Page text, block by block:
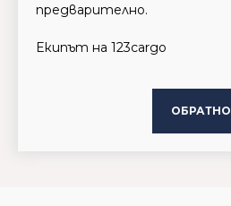
предварително.
Екипът на 123cargo
ОБРАТНО